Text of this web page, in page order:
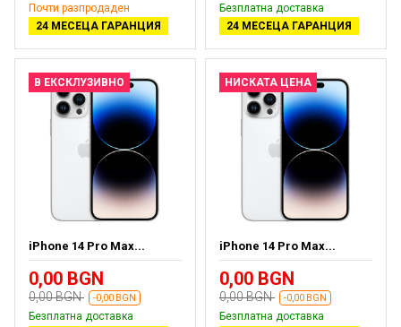
Почти разпродаден
24 МЕСЕЦА ГАРАНЦИЯ
Безплатна доставка
24 МЕСЕЦА ГАРАНЦИЯ
В ЕКСКЛУЗИВНО
iPhone 14 Pro Max...
0,00 BGN
0,00 BGN -0,00 BGN
Безплатна доставка
НИСКАТА ЦЕНА
iPhone 14 Pro Max...
0,00 BGN
0,00 BGN -0,00 BGN
Безплатна доставка